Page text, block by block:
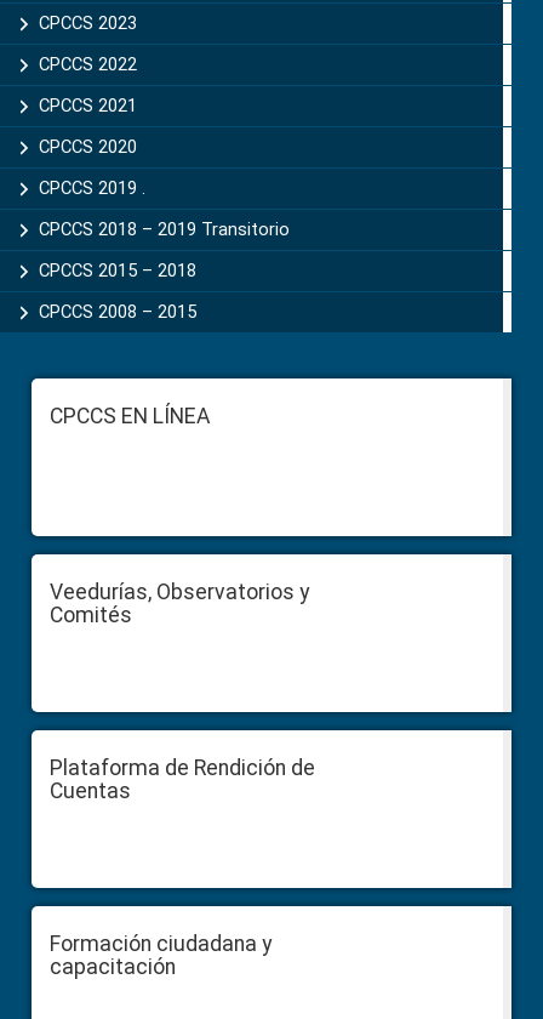
CPCCS 2023
CPCCS 2022
CPCCS 2021
CPCCS 2020
CPCCS 2019 .
CPCCS 2018 – 2019 Transitorio
CPCCS 2015 – 2018
CPCCS 2008 – 2015
FooterCPCCS EN LÍNEA
Veedurías, Observatorios y
Comités
Plataforma de Rendición de
Cuentas
Formación ciudadana y
capacitación